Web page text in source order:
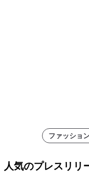
ファッショ
人気のプレスリリ